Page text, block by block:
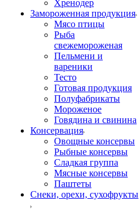
Хренодер
Замороженная продукция
Мясо птицы
Рыба
свежемороженая
Пельмени и
вареники
Тесто
Готовая продукция
Полуфабрикаты
Мороженое
Говядина и свинина
Консервация
Овощные консервы
Рыбные консервы
Сладкая группа
Мясные консервы
Паштеты
Снеки, орехи, сухофрукты